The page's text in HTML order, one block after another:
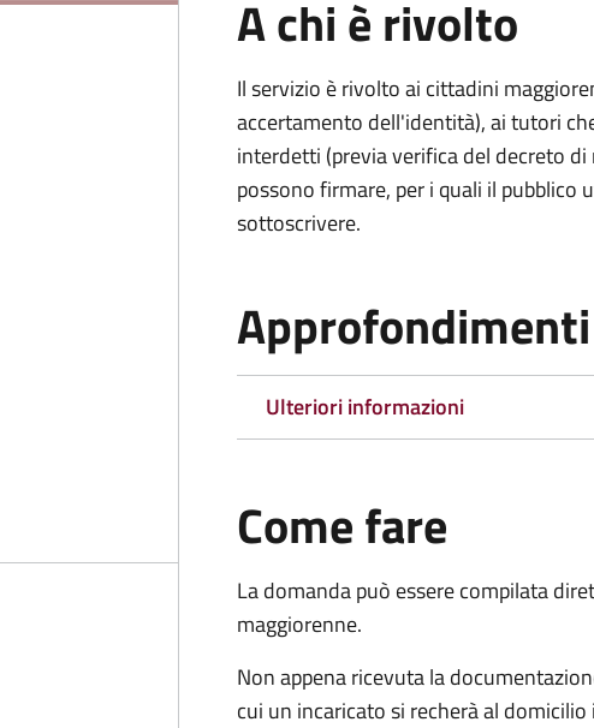
A chi è rivolto
Il servizio è rivolto ai cittadini
accertamento dell'identità), ai tutori
interdetti (previa verifica del decreto
possono firmare, per i quali il
sottoscrivere.
Approfondimenti
Ulteriori informazioni
Come fare
La domanda può essere compilata
maggiorenne.
Non appena ricevuta la
cui un incaricato si recherà al